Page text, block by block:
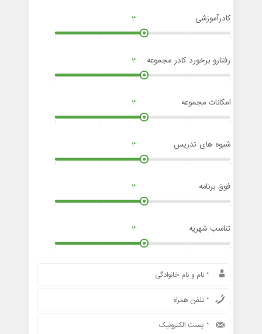
کادرآموزشی 3
رفتارو برخورد کادر مجموعه 3
امکانات مجموعه 3
شیوه های تدریس 3
فوق برنامه 3
تناسب شهریه 3